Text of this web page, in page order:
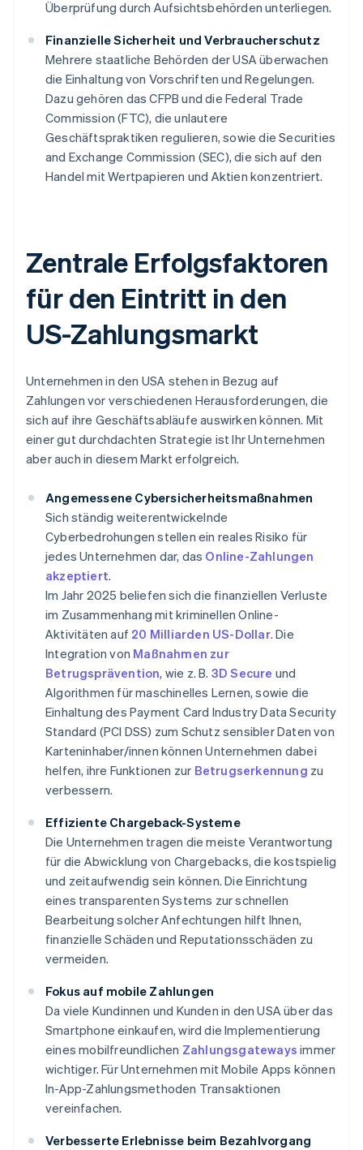
Überprüfung durch Aufsichtsbehörden unterliegen.
Finanzielle Sicherheit und Verbraucherschutz
Mehrere staatliche Behörden der USA überwachen
die Einhaltung von Vorschriften und Regelungen.
Dazu gehören das CFPB und die Federal Trade
Commission (FTC), die unlautere
Geschäftspraktiken regulieren, sowie die Securities
and Exchange Commission (SEC), die sich auf den
Handel mit Wertpapieren und Aktien konzentriert.
Zentrale Erfolgsfaktoren
für den Eintritt in den
US-Zahlungsmarkt
Unternehmen in den USA stehen in Bezug auf
Zahlungen vor verschiedenen Herausforderungen, die
sich auf ihre Geschäftsabläufe auswirken können. Mit
einer gut durchdachten Strategie ist Ihr Unternehmen
aber auch in diesem Markt erfolgreich.
Angemessene Cybersicherheitsmaßnahmen
Sich ständig weiterentwickelnde
Cyberbedrohungen stellen ein reales Risiko für
jedes Unternehmen dar, das Online-Zahlungen
akzeptiert.
Im Jahr 2025 beliefen sich die finanziellen Verluste
im Zusammenhang mit kriminellen Online-
Aktivitäten auf 20 Milliarden US-Dollar. Die
Integration von Maßnahmen zur
Betrugsprävention, wie z. B. 3D Secure und
Algorithmen für maschinelles Lernen, sowie die
Einhaltung des Payment Card Industry Data Security
Standard (PCI DSS) zum Schutz sensibler Daten von
Karteninhaber/innen können Unternehmen dabei
helfen, ihre Funktionen zur Betrugserkennung zu
verbessern.
Effiziente Chargeback-Systeme
Die Unternehmen tragen die meiste Verantwortung
für die Abwicklung von Chargebacks, die kostspielig
und zeitaufwendig sein können. Die Einrichtung
eines transparenten Systems zur schnellen
Bearbeitung solcher Anfechtungen hilft Ihnen,
finanzielle Schäden und Reputationsschäden zu
vermeiden.
Fokus auf mobile Zahlungen
Da viele Kundinnen und Kunden in den USA über das
Smartphone einkaufen, wird die Implementierung
eines mobilfreundlichen Zahlungsgateways immer
wichtiger. Für Unternehmen mit Mobile Apps können
In-App-Zahlungsmethoden Transaktionen
vereinfachen.
Verbesserte Erlebnisse beim Bezahlvorgang